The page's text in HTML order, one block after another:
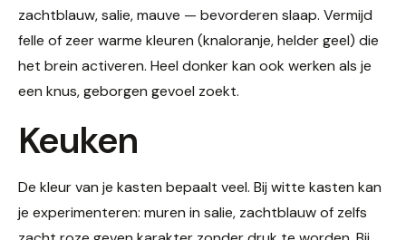
zachtblauw, salie, mauve — bevorderen slaap. Vermijd
felle of zeer warme kleuren (knaloranje, helder geel) die
het brein activeren. Heel donker kan ook werken als je
een knus, geborgen gevoel zoekt.
Keuken
De kleur van je kasten bepaalt veel. Bij witte kasten kan
je experimenteren: muren in salie, zachtblauw of zelfs